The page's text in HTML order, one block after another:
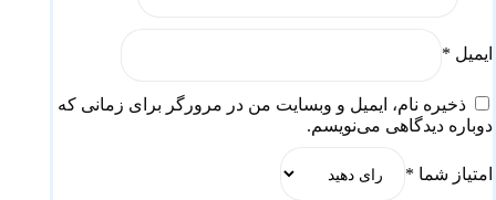
ایمیل *
ذخیره نام، ایمیل و وبسایت من در مرورگر برای زمانی که
دوباره دیدگاهی می‌نویسم.
امتیاز شما *